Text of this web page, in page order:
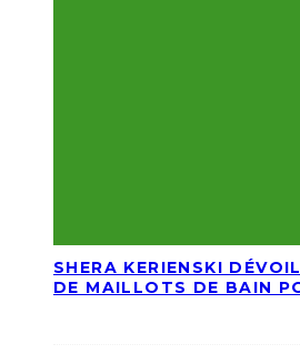
SHERA KERIENSKI
DE MAILLOTS DE BAIN